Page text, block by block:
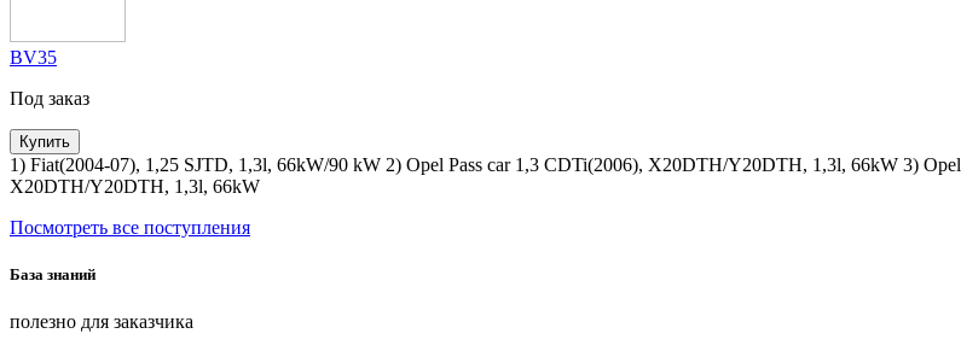
BV35
Под заказ
Купить
1) Fiat(2004-07), 1,25 SJTD, 1,3l, 66kW/90 kW 2) Opel Pass car 1,3 CDTi(2006), X20DTH/Y20DTH, 1,3l, 66kW 3)
X20DTH/Y20DTH, 1,3l, 66kW
Посмотреть все поступления
База знаний
полезно для заказчика